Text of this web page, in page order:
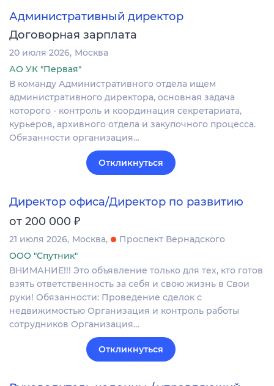
Административный директор
Договорная зарплата
20 июля 2026 Москва
АО УК "Первая"
В команду Административного отдела ищем
административного директора, основная задача
которого - контроль и координация секретариата,
курьеров, архивного отдела и закупочного процесса.
Обязанности организация…
Откликнуться
Директор офиса/Директор по развитию
от 200 000 ₽
21 июля 2026 Москва
Проспект Вернадского
ООО "Спутник"
ВНИМАНИЕ!!! Это объявление только для тех, кто готов
взять ответственность за себя и свою жизнь в Свои
руки! Обязанности: Проведение сделок с
недвижимостью Организация и контроль работы
сотрудников Организация…
Откликнуться